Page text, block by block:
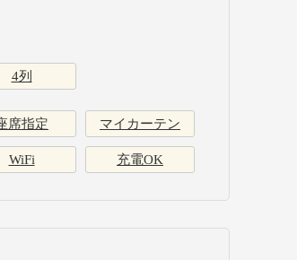
4列
席指定 マイカーテン
WiFi 充電OK